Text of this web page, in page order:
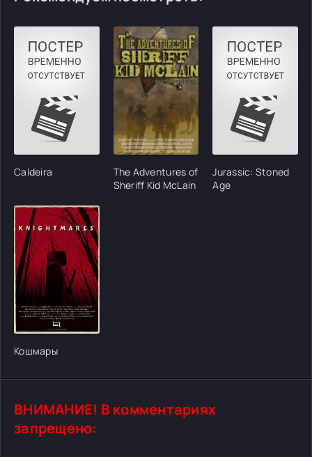
Caldeira
The Adventures of
Sheriff Kid McLain
Jurassic: Stoned
Age
Кошмары
ВНИМАНИЕ! В комментариях
запрещено: